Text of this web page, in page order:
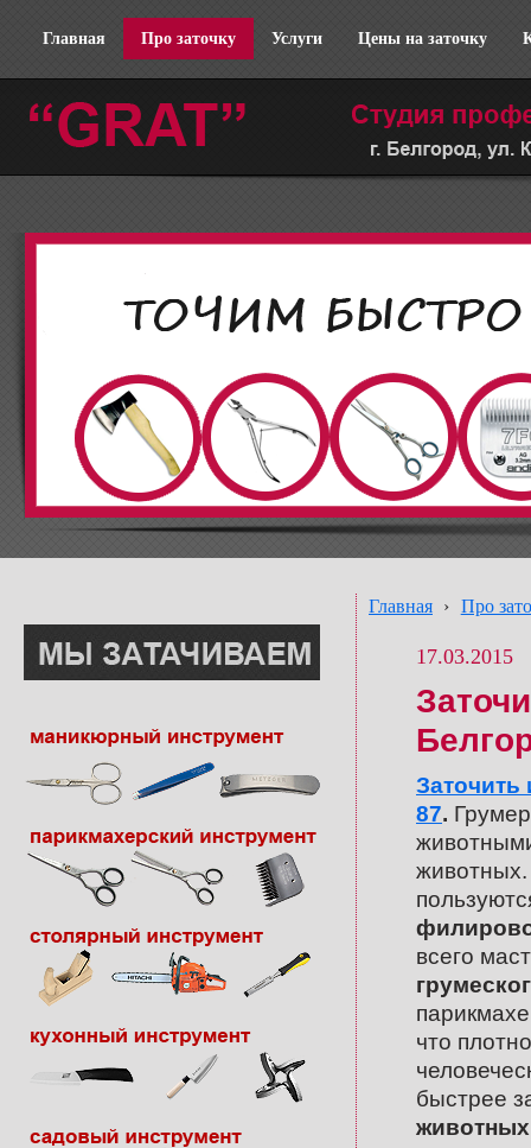
Главная Про заточку Услуги Цены на заточку
Главная › Про
17.03.2015
Заточить
87.
животных.
всего
что
быстрее
животных